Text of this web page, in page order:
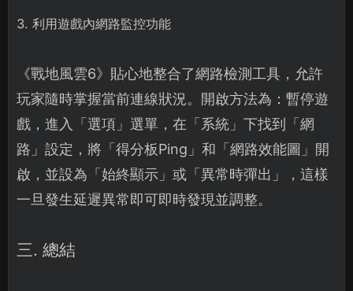
3. 利用遊戲內網路監控功能
《戰地風雲6》貼心地整合了網路檢測工具，允許
玩家隨時掌握當前連線狀況。開啟方法為：暫停遊
戲，進入「選項」選單，在「系統」下找到「網
路」設定，將「得分板Ping」和「網路效能圖」開
啟，並設為「始終顯示」或「異常時彈出」，這樣
一旦發生延遲異常即可即時發現並調整。
三. 總結